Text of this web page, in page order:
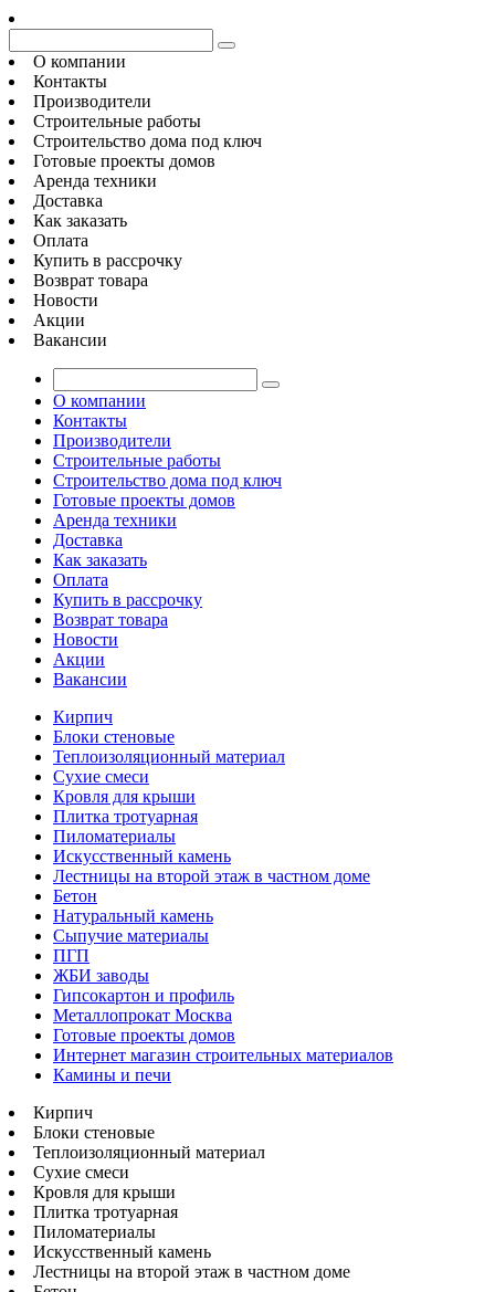
О компании
Контакты
Производители
Строительные работы
Строительство дома под ключ
Готовые проекты домов
Аренда техники
Доставка
Как заказать
Оплата
Купить в рассрочку
Возврат товара
Новости
Акции
Вакансии
О компании
Контакты
Производители
Строительные работы
Строительство дома под ключ
Готовые проекты домов
Аренда техники
Доставка
Как заказать
Оплата
Купить в рассрочку
Возврат товара
Новости
Акции
Вакансии
Кирпич
Блоки стеновые
Теплоизоляционный материал
Сухие смеси
Кровля для крыши
Плитка тротуарная
Пиломатериалы
Искусственный камень
Лестницы на второй этаж в частном доме
Бетон
Натуральный камень
Сыпучие материалы
ПГП
ЖБИ заводы
Гипсокартон и профиль
Металлопрокат Москва
Готовые проекты домов
Интернет магазин строительных материалов
Камины и печи
Кирпич
Блоки стеновые
Теплоизоляционный материал
Сухие смеси
Кровля для крыши
Плитка тротуарная
Пиломатериалы
Искусственный камень
Лестницы на второй этаж в частном доме